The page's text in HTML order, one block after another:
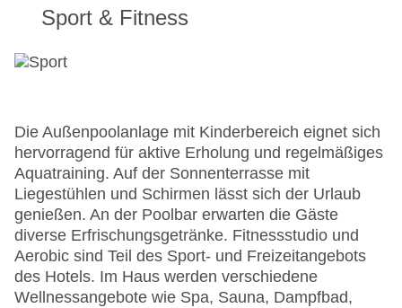
Sport & Fitness
Die Außenpoolanlage mit Kinderbereich eignet sich
hervorragend für aktive Erholung und regelmäßiges
Aquatraining. Auf der Sonnenterrasse mit
Liegestühlen und Schirmen lässt sich der Urlaub
genießen. An der Poolbar erwarten die Gäste
diverse Erfrischungsgetränke. Fitnessstudio und
Aerobic sind Teil des Sport- und Freizeitangebots
des Hotels. Im Haus werden verschiedene
Wellnessangebote wie Spa, Sauna, Dampfbad,